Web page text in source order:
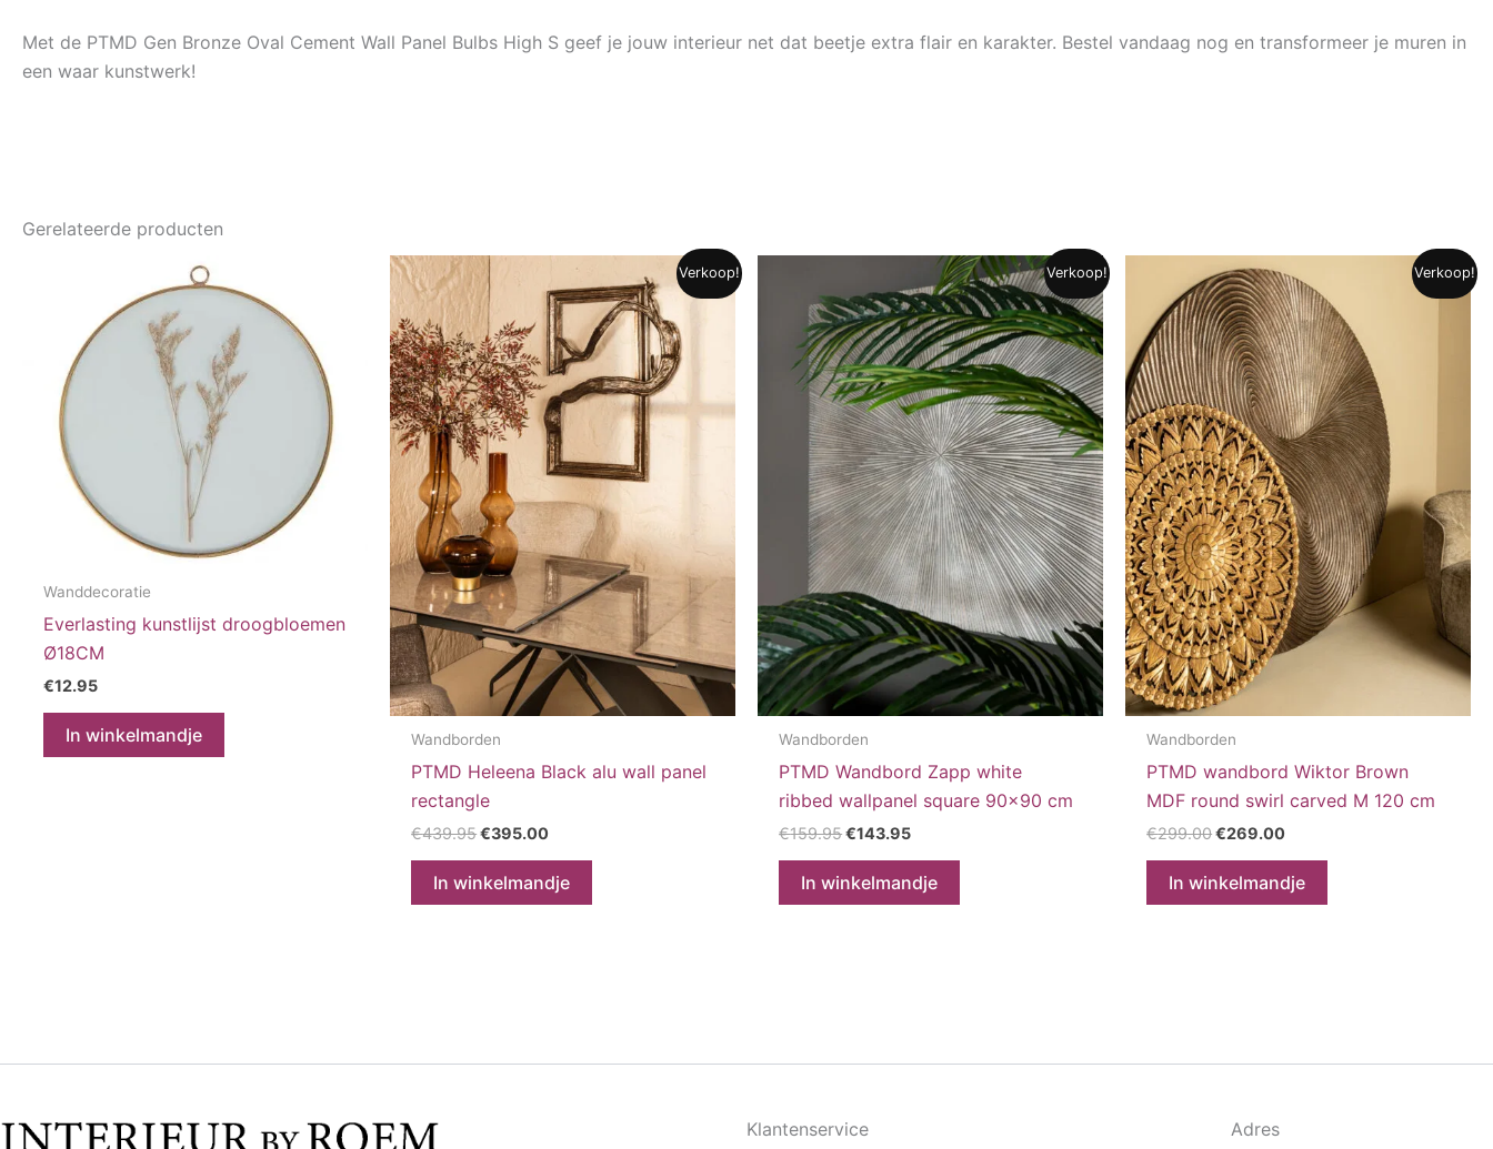
Met de PTMD Gen Bronze Oval Cement Wall Panel Bulbs High S geef je jouw interieur net dat beetje extra flair en karakter. Bestel vandaag nog en transformeer je muren in
een waar kunstwerk!
Gerelateerde producten
Wanddecoratie
Everlasting kunstlijst droogbloemen
Ø18CM
€12.95
In winkelmandje
Verkoop!
Wandborden
PTMD Heleena Black alu wall panel
rectangle
€439.95Oorspronkelijke
was:
€439.95.
€395.00Huidige
is:
€395.00.
In winkelmandje
Verkoop!
Wandborden
PTMD Wandbord Zapp white
ribbed wallpanel square 90×90 cm
€159.95Oorspronkelijke
was:
€159.95.
€143.95Huidige
is:
€143.95.
In winkelmandje
Verkoop!
Wandborden
PTMD wandbord Wiktor Brown
MDF round swirl carved M 120 cm
€299.00Oorspronkelijke
was:
€299.00.
€269.00Huidige
is:
€269.00.
In winkelmandje
Klantenservice Adres